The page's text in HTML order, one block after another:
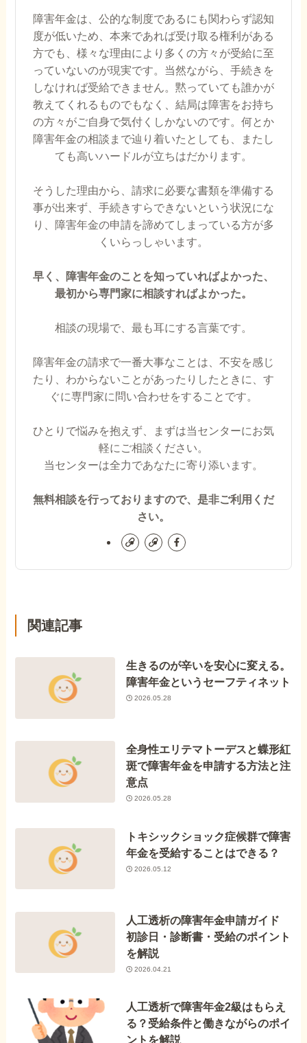
障害年金は、公的な制度であるにも関わらず認知
度が低いため、本来であれば受け取る権利がある
方でも、様々な理由により多くの方々が受給に至
っていないのが現実です。当然ながら、手続きを
しなければ受給できません。黙っていても誰かが
教えてくれるものでもなく、結局は障害をお持ち
の方々がご自身で気付くしかないのです。何とか
障害年金の相談まで辿り着いたとしても、またし
ても高いハードルが立ちはだかります。
そうした理由から、請求に必要な書類を準備する
事が出来ず、手続きすらできないという状況にな
り、障害年金の申請を諦めてしまっている方が多
くいらっしゃいます。
早く、障害年金のことを知っていればよかった、
最初から専門家に相談すればよかった。
相談の現場で、最も耳にする言葉です。
障害年金の請求で一番大事なことは、不安を感じ
たり、わからないことがあったりしたときに、す
ぐに専門家に問い合わせをすることです。
ひとりで悩みを抱えず、まずは当センターにお気
軽にご相談ください。
当センターは全力であなたに寄り添います。
無料相談を行っておりますので、是非ご利用くだ
さい。
関連記事
生きるのが辛いを安心に変える。
障害年金というセーフティネット
2026.05.28
全身性エリテマトーデスと蝶形紅
斑で障害年金を申請する方法と注
意点
2026.05.28
トキシックショック症候群で障害
年金を受給することはできる？
2026.05.12
人工透析の障害年金申請ガイド
初診日・診断書・受給のポイント
を解説
2026.04.21
人工透析で障害年金2級はもらえ
る？受給条件と働きながらのポイ
ントを解説